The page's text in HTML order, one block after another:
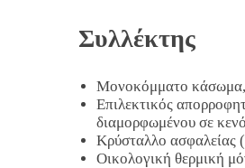
Συλλέκτης
Μονοκόμματο κάσωμα,
Επιλεκτικός
διαμορφωμένου σε
Κρύσταλλο
Οικολογική θερμική